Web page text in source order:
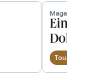
Magazin
Ein
Tourentipps